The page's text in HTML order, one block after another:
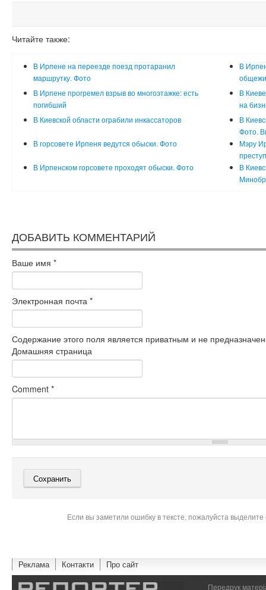
Читайте также:
В Ирпене на переезде поезд протаранил
маршрутку. Фото
В
В Ирпене прогремел взрыв во многоэтажке: есть
погибший
В
на
В Киевской области ограбили инкассаторов
В
Фото.
В горсовете Ирпеня ведутся обыски. Фото
Мэру
В Ирпенском горсовете проходят обыски. Фото
В
ДОБАВИТЬ КОММЕНТАРИЙ
Ваше имя *
Электронная почта *
Содержание этого поля является приватным и не
Домашняя страница
Comment *
Если вы заметили ошибку в тексте, пожалуйста
Реклама Контакти Про сайт
Передрук